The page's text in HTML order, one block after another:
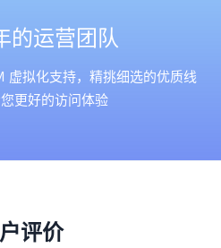
的运营团队
虚拟化支持，精挑细选的优质线
更好的访问体验
评价